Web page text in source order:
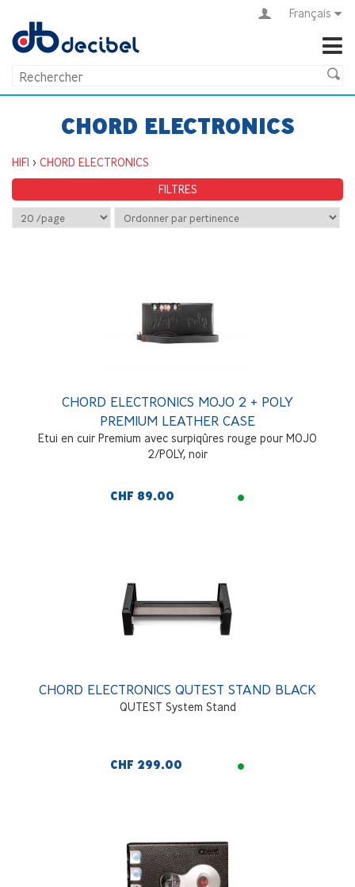
Français
CHORD ELECTRONICS
HIFI > CHORD ELECTRONICS
FILTRES
CHORD ELECTRONICS MOJO 2 + POLY
PREMIUM LEATHER CASE
Etui en cuir Premium avec surpiqûres rouge pour MOJO
2/POLY, noir
CHF 89.00
CHORD ELECTRONICS QUTEST STAND BLACK
QUTEST System Stand
CHF 299.00